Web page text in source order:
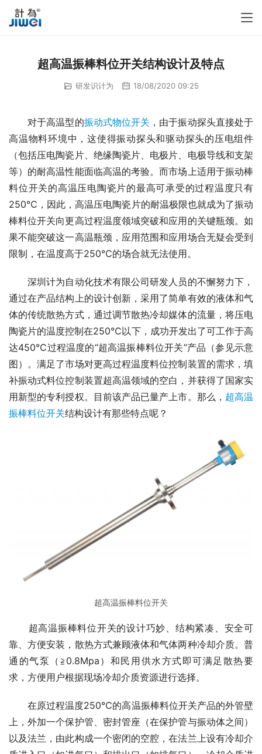
超高温振棒料位开关结构设计及特点
研发识计为 18/08/2020 09:25
对于高温型的振动式物位开关 ，由于振动探头直接处于
高温物料环境中，这使得振动探头和驱动探头的压电组件
（包括压电陶瓷片、绝缘陶瓷片、电极片、电极导线和支架
等）的耐高温性能面临高温的考验。而市场上适用于振动棒
料位开关的高温压电陶瓷片的最高可承受的过程温度只有
250℃，因此，高温压电陶瓷片的耐温极限也就成为了振动
棒料位开关向更高过程温度领域突破和应用的关键瓶颈。如
果不能突破这一高温瓶颈，应用范围和应用场合无疑会受到
限制，在温度高于250℃的场合就无法使用。
深圳计为自动化技术有限公司研发人员的不懈努力下，
通过在产品结构上的设计创新，采用了简单有效的液体和气
体的传统散热方式，通过调节散热冷却媒体的流量，将压电
陶瓷片的温度控制在250℃以下，成功开发出了可工作于高
达450℃过程温度的“超高温振棒料位开关”产品（参见示意
图）。满足了市场对更高过程温度料位控制装置的需求，填
补振动式料位控制装置超高温领域的空白，并获得了国家实
用新型的专利授权。目前该产品已量产上市。那么， 超高温
振棒料位开关结构设计有那些特点呢？
超高温振棒料位开关
超高温振棒料位开关的设计巧妙、结构紧凑、安全可
靠、方便安装，散热方式兼顾液体和气体两种冷却介质。普
通的气泵（≧0.8Mpa）和民用供水方式即可满足散热要
求，方便用户根据现场冷却介质资源进行选择。
在原过程温度250℃的高温振棒料位开关产品的外管壁
上，外加一个保护管、密封管座（在保护管与振动体之间）
以及法兰，由此构成一个密闭的空腔，在法兰上设有冷却介